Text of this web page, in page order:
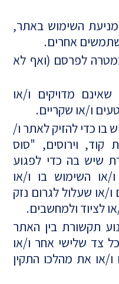
השימוש באתר,
אחרים.
לפרסם (ואף לא
מדויקים ו/או
ו/או שקריים.
בו כדי להזיק לאתר ו/
קוד, וירוסים, "סוס
שיש בה כדי לפגוע
או השימוש בו ו/או
או שעלול לגרום נזק
לציוד ולמחשבים.
תקשורת בין האתר
צד שלישי אחר ו/או
או את מהלכו התקין